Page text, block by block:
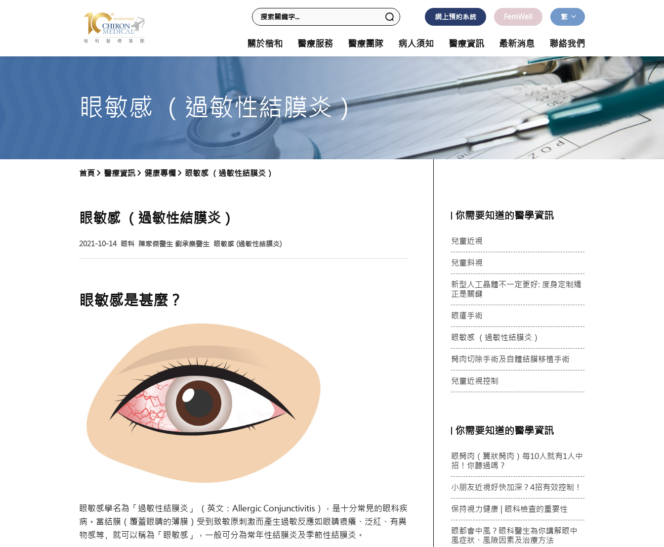
網上預約系統 FemWell 繁
關於楷和 醫療服務 醫療團隊 病人須知 醫療資訊 最新消息 聯絡我們
眼敏感 （過敏性結膜炎）
首頁 醫療資訊 健康專欄 眼敏感 （過敏性結膜炎）
眼敏感 （過敏性結膜炎）
2021-10-14 眼科 陳家傑醫生 劉承樂醫生 眼敏感 (過敏性結膜炎)
眼敏感是甚麼？
眼敏感學名為「過敏性結膜炎」 （英文：Allergic Conjunctivitis），是十分常見的眼科疾
病。當結膜（覆蓋眼睛的薄膜）受到致敏原刺激而產生過敏反應如眼睛痕癢、泛紅、有異
物感等﹐就可以稱為「眼敏感」，一般可分為常年性結膜炎及季節性結膜炎。
你需要知道的醫學資訊
兒童近視
兒童斜視
新型人工晶體不一定更好: 度身定制矯
正是關鍵
眼瘡手術
眼敏感 （過敏性結膜炎）
胬肉切除手術及自體結膜移植手術
兒童近視控制
你需要知道的醫學資訊
眼胬肉（翼狀胬肉）每10人就有1人中
招！你聽過嗎？
小朋友近視好快加深？4招有效控制！
保持視力健康 | 眼科檢查的重要性
眼都會中風？眼科醫生為你講解眼中
風症狀、風險因素及治療方法